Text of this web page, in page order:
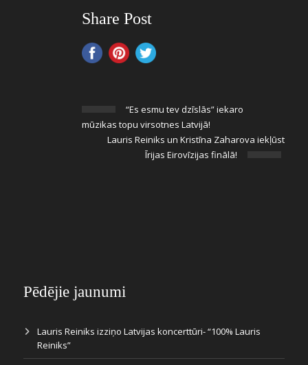
Share Post
“Es esmu tev dzīslās” iekaro
mūzikas topu virsotnes Latvijā!
Lauris Reiniks un Kristīna Zaharova iekļūst
Īrijas Eirovīzijas finālā!
Pēdējie jaunumi
Lauris Reiniks izziņo Latvijas koncerttūri- “100% Lauris
Reiniks”